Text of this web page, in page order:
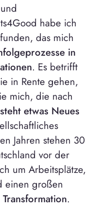
habe ich
das mich
in
. Es betrifft
in Rente gehen,
mich, die nach
etwas Neues
Jahren stehen 30
vor der
um Arbeitsplätze,
einen großen
.